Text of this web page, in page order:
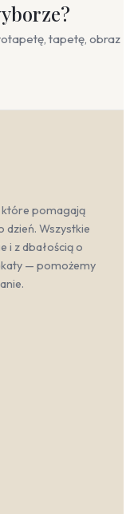
tapetę, obraz
które pomagają
Wszystkie
i z dbałością o
— pomożemy